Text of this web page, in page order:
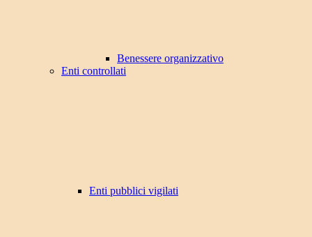
Benessere organizzativo
Enti controllati
Enti pubblici vigilati